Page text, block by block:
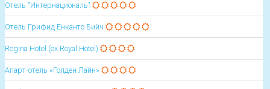
Отель "Интернациональ"
Отель Грифид Енканто Бийч
Regina Hotel (ex Royal Hotel)
Апарт-отель «Голден Лайн»